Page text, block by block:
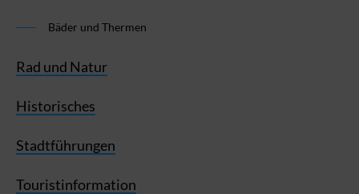
Bäder und Thermen
Rad und Natur
Historisches
Stadtführungen
Touristinformation